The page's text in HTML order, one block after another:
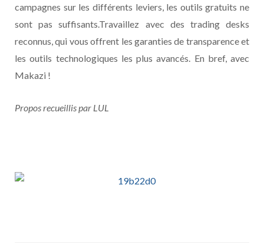
campagnes sur les différents leviers, les outils gratuits ne
sont pas suffisants.Travaillez avec des trading desks
reconnus, qui vous offrent les garanties de transparence et
les outils technologiques les plus avancés. En bref, avec
Makazi !
Propos recueillis par LUL